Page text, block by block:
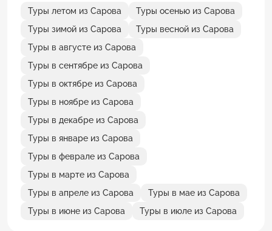
Туры летом из Сарова
Туры осенью из Сарова
Туры зимой из Сарова
Туры весной из Сарова
Туры в августе из Сарова
Туры в сентябре из Сарова
Туры в октябре из Сарова
Туры в ноябре из Сарова
Туры в декабре из Сарова
Туры в январе из Сарова
Туры в феврале из Сарова
Туры в марте из Сарова
Туры в апреле из Сарова
Туры в мае из Сарова
Туры в июне из Сарова
Туры в июле из Сарова